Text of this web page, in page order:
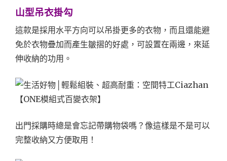
山型吊衣掛勾
這款是採用水平方向可以吊掛更多的衣物，而且還能避
免於衣物疊加而產生皺摺的好處，可設置在兩邊，來延
伸收納的功用。
出門採購時總是會忘記帶購物袋嗎？像這樣是不是可以
完整收納又方便取用！